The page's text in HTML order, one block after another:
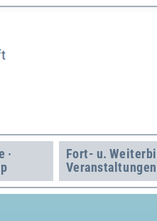
·
Fort- u.
Veranstaltungen